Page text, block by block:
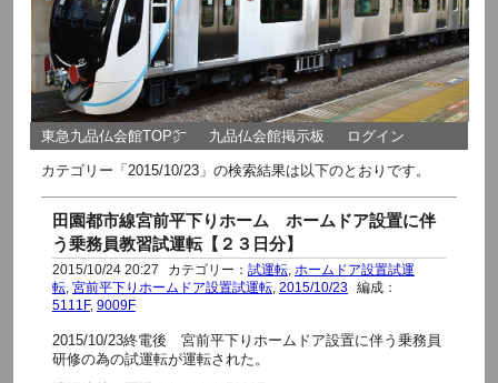
東急九品仏会館TOP㌻ 九品仏会館掲示板 ログイン
カテゴリー「2015/10/23」の検索結果は以下のとおりです。
田園都市線宮前平下りホーム ホームドア設置に伴
う乗務員教習試運転【２３日分】
2015/10/24 20:27 カテゴリー： 試運転, ホームドア設置試運
転, 宮前平下りホームドア設置試運転, 2015/10/23
編成：
5111F, 9009F
2015/10/23終電後 宮前平下りホームドア設置に伴う乗務員
研修の為の試運転が運転された。